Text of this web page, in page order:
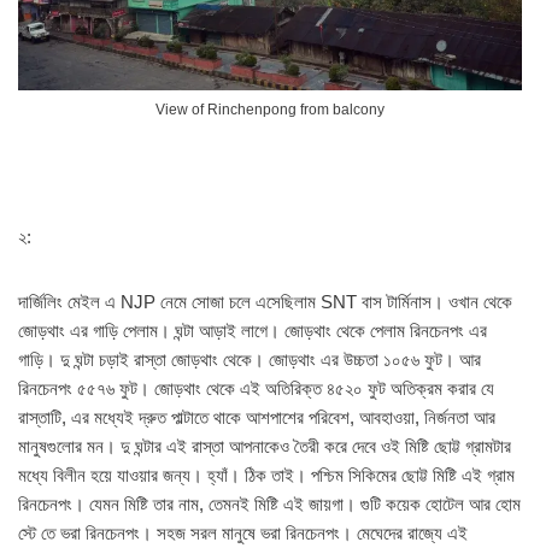
View of Rinchenpong from balcony
২:
দার্জিলিং মেইল এ NJP নেমে সোজা চলে এসেছিলাম SNT বাস টার্মিনাস। ওখান থেকে
জোড়থাং এর গাড়ি পেলাম। ঘন্টা আড়াই লাগে। জোড়থাং থেকে পেলাম রিনচেনপং এর
গাড়ি। দু ঘন্টা চড়াই রাস্তা জোড়থাং থেকে। জোড়থাং এর উচ্চতা ১০৫৬ ফুট। আর
রিনচেনপং ৫৫৭৬ ফুট। জোড়থাং থেকে এই অতিরিক্ত ৪৫২০ ফুট অতিক্রম করার যে
রাস্তাটি, এর মধ্যেই দ্রুত পাল্টাতে থাকে আশপাশের পরিবেশ, আবহাওয়া, নির্জনতা আর
মানুষগুলোর মন। দু ঘন্টার এই রাস্তা আপনাকেও তৈরী করে দেবে ওই মিষ্টি ছোট্ট গ্রামটার
মধ্যে বিলীন হয়ে যাওয়ার জন্য। হ্যাঁ। ঠিক তাই। পশ্চিম সিকিমের ছোট্ট মিষ্টি এই গ্রাম
রিনচেনপং। যেমন মিষ্টি তার নাম, তেমনই মিষ্টি এই জায়গা। গুটি কয়েক হোটেল আর হোম
স্টে তে ভরা রিনচেনপং। সহজ সরল মানুষে ভরা রিনচেনপং। মেঘেদের রাজ্যে এই